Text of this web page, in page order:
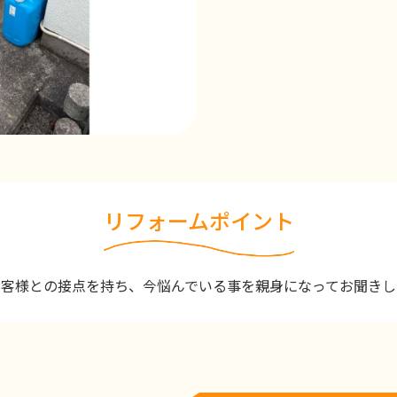
リフォームポイント
様との接点を持ち、今悩んでいる事を親身になってお聞き